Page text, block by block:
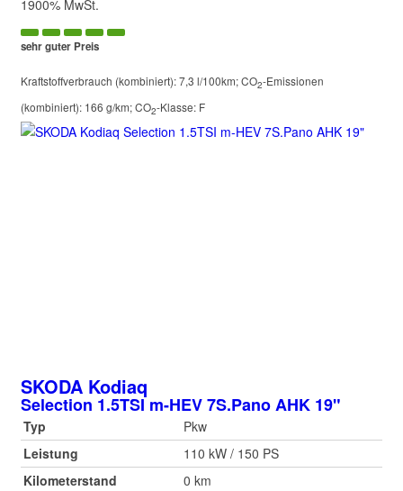
1900% MwSt.
sehr guter Preis
Kraftstoffverbrauch (kombiniert):7,3 l/100km;CO2-Emissionen
(kombiniert): 166 g/km;CO2-Klasse: F
SKODA Kodiaq
Selection 1.5TSI m-HEV 7S.Pano AHK 19"
Typ
Pkw
Leistung
110 kW / 150 PS
Kilometerstand
0 km